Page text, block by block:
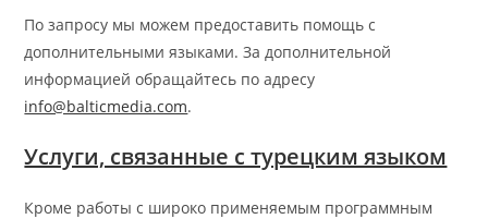
По запросу мы можем предоставить помощь с
дополнительными языками. За дополнительной
информацией обращайтесь по адресу
info@balticmedia.com.
Услуги, связанные с турецким языком
Кроме работы с широко применяемым программным